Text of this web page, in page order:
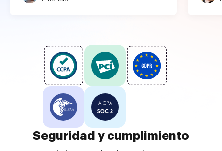
Seguridad y cumplimiento